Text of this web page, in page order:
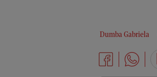
Dumba Gabriela